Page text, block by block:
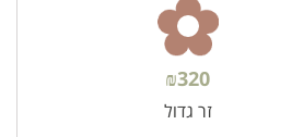
₪320
זר גדול